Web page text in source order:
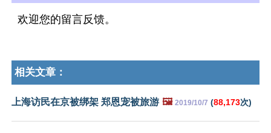
欢迎您的留言反馈。
相关文章：
上海访民在京被绑架 郑恩宠被旅游 🖼️ 2019/10/7 (88,173次)